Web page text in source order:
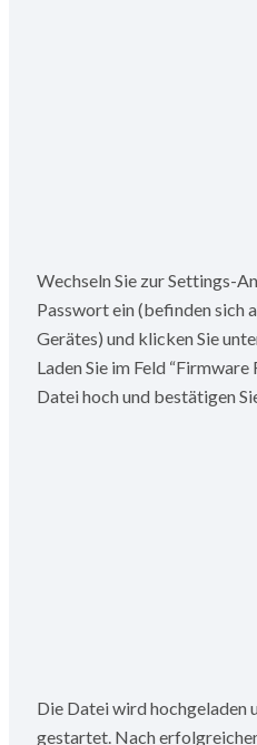
Wechseln Sie zur Settings-
Passwort ein (befinden sich
Gerätes) und klicken Sie
Laden Sie im Feld
Datei hoch und bestätigen
Die Datei wird hochgeladen
gestartet. Nach